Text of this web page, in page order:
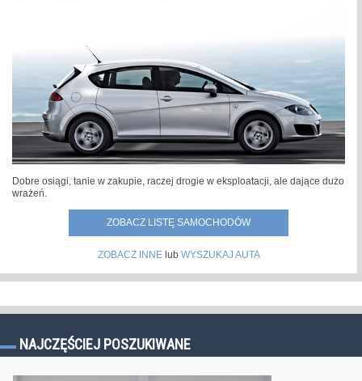
Dobre osiągi, tanie w zakupie, raczej drogie w eksploatacji, ale dające dużo
wrażeń.
ZOBACZ LISTĘ SAMOCHODÓW
ZOBACZ INNElub WYSZUKAJ AUTA
NAJCZĘŚCIEJ POSZUKIWANE